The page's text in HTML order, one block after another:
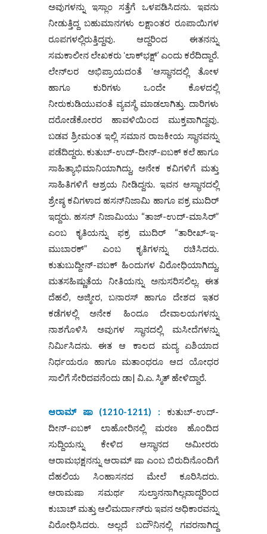
ಅವುಗಳನ್ನು ಇಸ್ಲಾಂ ಸತ್ತೆಗೆ ಒಳಪಡಿಸಿದನು. ಇವನು
ನೀಡುತ್ತಿದ್ದ ಬಹುಮಾನಗಳು ಲಕ್ಷಾಂತರ ರೂಪಾಯಿಗಳ
ರೂಪಗಳಲ್ಲಿರುತ್ತಿದ್ದವು. ಆದ್ದರಿಂದ ಈತನನ್ನು
ಸಮಕಾಲೀನ ಲೇಖಕರು ʻಲಾಕ್‌ಭಕ್ಷ್‌’ ಎಂದು ಕರೆದಿದ್ದಾರೆ.
ಲೇನ್‌ಲರ ಅಭಿಪ್ರಾಯದಂತೆ ʻಆಸ್ಥಾನದಲ್ಲಿ ತೋಳ
ಹಾಗೂ ಕುರಿಗಳು ಒಂದೇ ಕೊಳದಲ್ಲಿ
ನೀರುಕುಡಿಯುವಂತೆ ವ್ಯವಸ್ಥೆ ಮಾಡಲಾಗಿತ್ತು. ದಾರಿಗಳು
ದರೋಡೆಕೋರರ ಹಾವಳಿಯಿಂದ ಮುಕ್ತವಾಗಿದ್ದವು.
ಬಡವ ಶ್ರೀಮಂತ ಇಲ್ಲಿ ಸಮಾನ ರಾಜಕೀಯ ಸ್ಥಾನವನ್ನು
ಪಡೆದಿದ್ದರು. ಕುತುಬ್-ಉದ್-ದೀನ್-ಐಬಕ್ ಕಲೆ ಹಾಗೂ
ಸಾಹಿತ್ಯಾಭಿಮಾನಿಯಾಗಿದ್ದು, ಅನೇಕ ಕವಿಗಳಿಗೆ ಮತ್ತು
ಸಾಹಿತಿಗಳಿಗೆ ಆಶ್ರಯ ನೀಡಿದ್ದನು. ಇವನ ಆಸ್ಥಾನದಲ್ಲಿ
ಶ್ರೇಷ್ಠ ಕವಿಗಳಾದ ಹಸನ್‌ನಿಜಾಮಿ ಹಾಗೂ ಪಕ್ರ ಮುದಿರ್
ಇದ್ದರು. ಹಸನ್ ನಿಜಾಮಿಯು “ತಾಜ್-ಉದ್-ಮಾಸಿರ್”
ಎಂಬ ಕೃತಿಯನ್ನು ಫಕ್ರ ಮುದಿರ್ “ತಾರೀಖ್-ಇ-
ಮುಬಾರಕ್” ಎಂಬ ಕೃತಿಗಳನ್ನು ರಚಿಸಿದರು.
ಕುತುಬುದ್ದೀನ್-ವಬಕ್ ಹಿಂದುಗಳ ವಿರೋಧಿಯಾಗಿದ್ದು,
ಮತಸಹಿಷ್ಣುತೆಯ ನೀತಿಯನ್ನು ಅನುಸರಿಸಲಿಲ್ಲ. ಈತ
ದೆಹಲಿ, ಅಜ್ಮೀರ, ಬನಾರಸ್ ಹಾಗೂ ದೇಶದ ಇತರ
ಕಡೆಗಳಲ್ಲಿ ಅನೇಕ ಹಿಂದೂ ದೇವಾಲಯಗಳನ್ನು
ನಾಶಗೊಳಿಸಿ ಅವುಗಳ ಸ್ಥಾನದಲ್ಲಿ ಮಸೀದೆಗಳನ್ನು
ನಿರ್ಮಿಸಿದನು. ಈತ ಆ ಕಾಲದ ಮದ್ಯ ಏಶಿಯಾದ
ನಿರ್ಧಯರೂ ಹಾಗೂ ಮತಾಂಧರೂ ಆದ ಯೋಧರ
ಸಾಲಿಗೆ ಸೇರಿದವನೆಂದು ಡಾ| ವಿ.ಎ. ಸ್ಮಿತ್ ಹೇಳಿದ್ದಾರೆ.
ಆರಾಮ್ ಷಾ (1210-1211) :
ಕುತುಬ್-ಉದ್-
ದೀನ್-ಐಬಕ್ ಲಾಹೋರಿನಲ್ಲಿ ಮರಣ ಹೊಂದಿದ
ಸುದ್ದಿಯನ್ನು ಕೇಳಿದ ಆಸ್ಥಾನದ ಅಮೀರರು
ಆರಾಮಭಕ್ಷನನ್ನು ಆರಾಮ್ ಷಾ ಎಂಬ ಬಿರುದಿನೊಂದಿಗೆ
ದೆಹಲಿಯ ಸಿಂಹಾಸನದ ಮೇಲೆ ಕೂರಿಸಿದರು.
ಆರಾಮಷಾ ಸಮರ್ಥ ಸುಲ್ತಾನನಾಗಿಲ್ಲವಾದ್ದರಿಂದ
ಕುಬಾಚ್ ಮತ್ತು ಆಲಿಮರ್ದಾನ್‌ರು ಇವನ ಅಧಿಕಾರವನ್ನು
ವಿರೋಧಿಸಿದರು. ಅಲ್ಲದೆ ಬದೌನಿನಲ್ಲಿ ಗವರನಾಗಿದ್ದ